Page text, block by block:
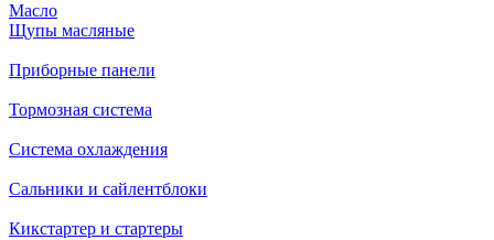
Масло
Щупы масляные
Приборные панели
Тормозная система
Система охлаждения
Сальники и сайлентблоки
Кикстартер и стартеры